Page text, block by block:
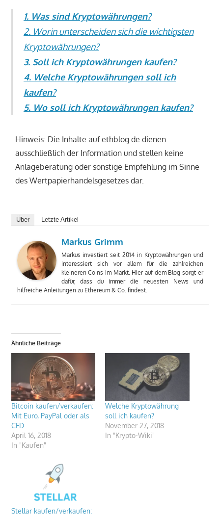
1. Was sind Kryptowährungen?
2. Worin unterscheiden sich die wichtigsten
Kryptowährungen?
3. Soll ich Kryptowährungen kaufen?
4. Welche Kryptowährungen soll ich
kaufen?
5. Wo soll ich Kryptowährungen kaufen?
Hinweis: Die Inhalte auf ethblog.de dienen
ausschließlich der Information und stellen keine
Anlageberatung oder sonstige Empfehlung im Sinne
des Wertpapierhandelsgesetzes dar.
Über Letzte Artikel
Markus Grimm
Markus investiert seit 2014 in Kryptowährungen und
interessiert sich vor allem für die zahlreichen
kleineren Coins im Markt. Hier auf dem Blog sorgt er
dafür, dass du immer die neuesten News und
hilfreiche Anleitungen zu Ethereum & Co. findest.
Ähnliche Beiträge
Bitcoin kaufen/verkaufen:
Mit Euro, PayPal oder als
CFD
April 16, 2018
In "Kaufen"
Welche Kryptowährung
soll ich kaufen?
November 27, 2018
In "Krypto-Wiki"
Stellar kaufen/verkaufen: